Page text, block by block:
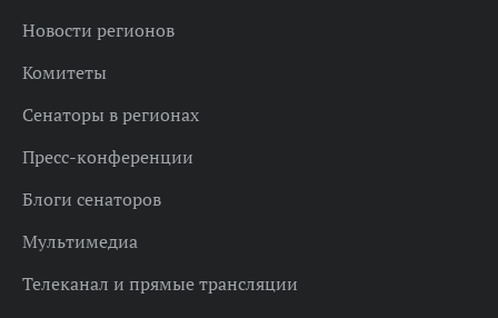
Новости регионов
Комитеты
Сенаторы в регионах
Пресс-конференции
Блоги сенаторов
Мультимедиа
Телеканал и прямые трансляции